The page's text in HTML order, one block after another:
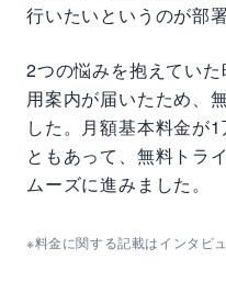
行いたいというのが部
2つの悩みを抱えてい
用案内が届いたため、
した。月額基本料金が
ともあって、無料トラ
ムーズに進みました。
※料金に関する記載はインタビ